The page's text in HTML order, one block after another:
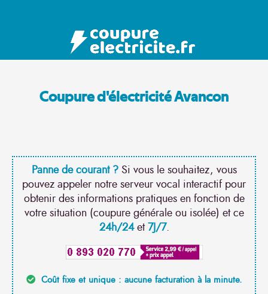
Coupure d'électricité Avancon
Panne de courant ?Si vous le souhaitez, vous
pouvez appeler notre serveur vocal interactif pour
obtenir des informations pratiques en fonction de
votre situation (coupure générale ou isolée) et ce
24h/24et7J/7.
Coût fixe et unique : aucune facturation à la minute.